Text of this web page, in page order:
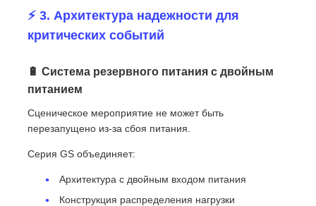
⚡ 3. Архитектура надежности для
критических событий
🔋 Система резервного питания с двойным
питанием
Сценическое мероприятие не может быть
перезапущено из-за сбоя питания.
Серия GS объединяет:
Архитектура с двойным входом питания
Конструкция распределения нагрузки